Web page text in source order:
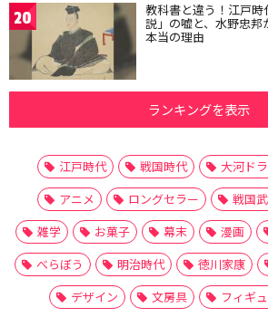
20 教科書と違う！江戸
説」の嘘と、水野忠
本当の理由
ランキングを表示
江戸時代 戦国時代 大河ド
アニメ
ロングセラー 戦国
雑学
お菓子 幕末 漫画
べらぼう
明治時代 徳川家康
デザイン
文房具 フィギ